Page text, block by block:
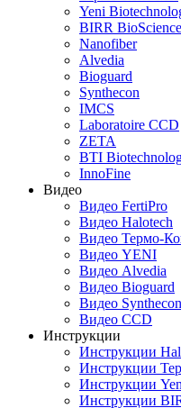
Yeni
BIRR
Nanofiber
Alvedia
Bioguard
Synthecon
IMCS
Laboratoire CCD
ZETA
BTI
InnoFine
Видео
Видео FertiPro
Видео Halotech
Видео Термо-
Видео YENI
Видео Alvedia
Видео Bioguard
Видео Synthecon
Видео CCD
Инструкции
Инструкции
Инструкции
Инструкции
Инструкции